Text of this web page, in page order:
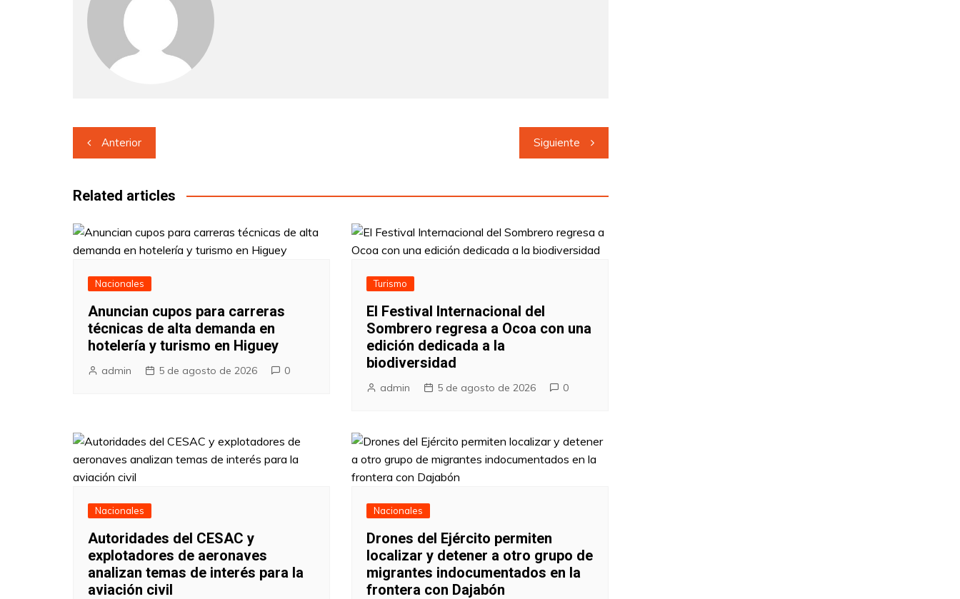
Navegación
de
entradas
Anterior Siguiente
Related articles
Nacionales
Anuncian cupos para carreras
técnicas de alta demanda en
hotelería y turismo en Higuey
admin 5 de agosto de 2026 0
Turismo
El Festival Internacional del
Sombrero regresa a Ocoa con una
edición dedicada a la
biodiversidad
admin 5 de agosto de 2026 0
Nacionales
Autoridades del CESAC y
explotadores de aeronaves
analizan temas de interés para la
aviación civil
Nacionales
Drones del Ejército permiten
localizar y detener a otro grupo de
migrantes indocumentados en la
frontera con Dajabón